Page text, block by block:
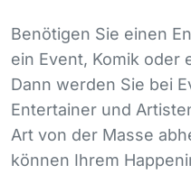
Benötigen Sie einen
ein Event, Komik oder
Dann werden Sie bei
Entertainer und
Art von der Masse
können Ihrem